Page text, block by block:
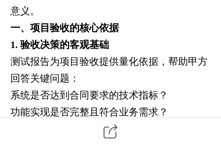
意义。
一、项目验收的核心依据
1. 验收决策的客观基础
测试报告为项目验收提供量化依据，帮助甲方
回答关键问题：
系统是否达到合同要求的技术指标？
功能实现是否完整且符合业务需求？
性能和安全是否满足运营要求？